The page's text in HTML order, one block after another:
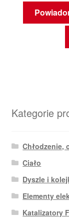
Kategorie
Chłodzenie,
Ciało
Dyszle i
Elementy
Katalizatory